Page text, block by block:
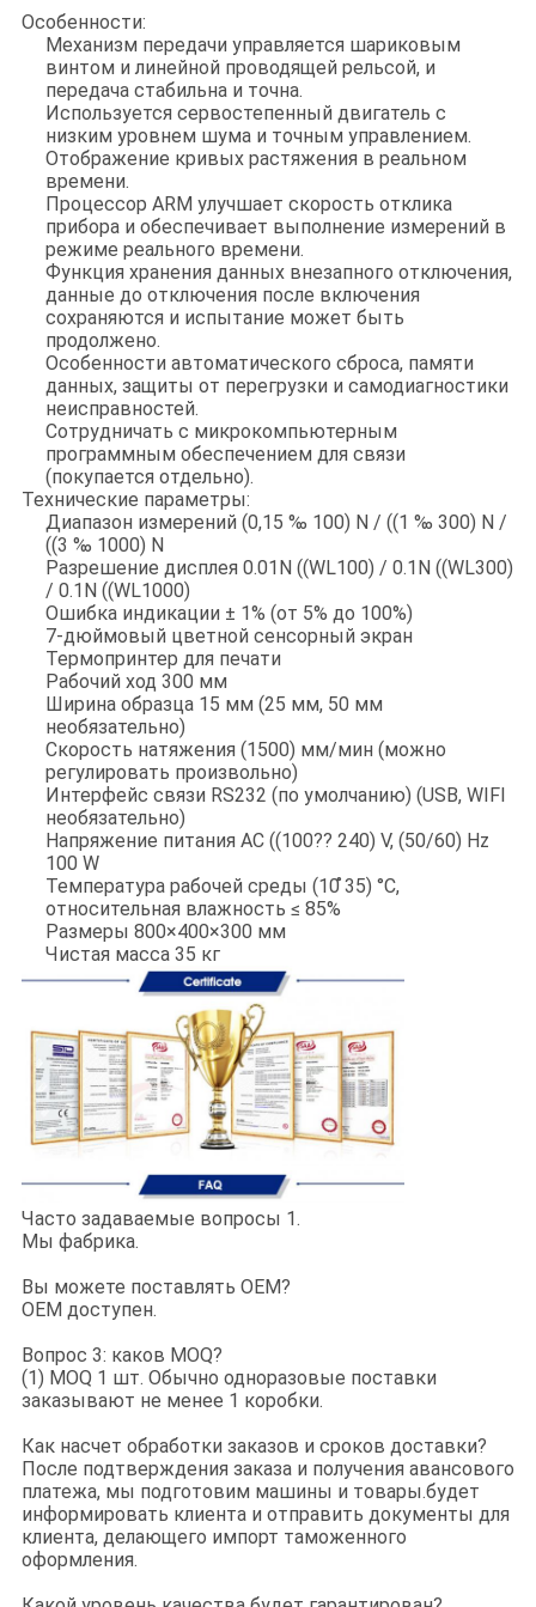
Особенности:
Механизм передачи управляется шариковым
винтом и линейной проводящей рельсой, и
передача стабильна и точна.
Используется сервостепенный двигатель с
низким уровнем шума и точным управлением.
Отображение кривых растяжения в реальном
времени.
Процессор ARM улучшает скорость отклика
прибора и обеспечивает выполнение измерений в
режиме реального времени.
Функция хранения данных внезапного отключения,
данные до отключения после включения
сохраняются и испытание может быть
продолжено.
Особенности автоматического сброса, памяти
данных, защиты от перегрузки и самодиагностики
неисправностей.
Сотрудничать с микрокомпьютерным
программным обеспечением для связи
(покупается отдельно).
Технические параметры:
Диапазон измерений (0,15 ‰ 100) N / ((1 ‰ 300) N /
((3 ‰ 1000) N
Разрешение дисплея 0.01N ((WL100) / 0.1N ((WL300)
/ 0.1N ((WL1000)
Ошибка индикации ± 1% (от 5% до 100%)
7-дюймовый цветной сенсорный экран
Термопринтер для печати
Рабочий ход 300 мм
Ширина образца 15 мм (25 мм, 50 мм
необязательно)
Скорость натяжения (1500) мм/мин (можно
регулировать произвольно)
Интерфейс связи RS232 (по умолчанию) (USB, WIFI
необязательно)
Напряжение питания AC ((100?? 240) V, (50/60) Hz
100 W
Температура рабочей среды (10 ̊35) °C,
относительная влажность ≤ 85%
Размеры 800×400×300 мм
Чистая масса 35 кг
Часто задаваемые вопросы 1.
Мы фабрика.
Вы можете поставлять OEM?
OEM доступен.
Вопрос 3: каков MOQ?
(1) MOQ 1 шт. Обычно одноразовые поставки
заказывают не менее 1 коробки.
Как насчет обработки заказов и сроков доставки?
После подтверждения заказа и получения авансового
платежа, мы подготовим машины и товары.будет
информировать клиента и отправить документы для
клиента, делающего импорт таможенного
оформления.